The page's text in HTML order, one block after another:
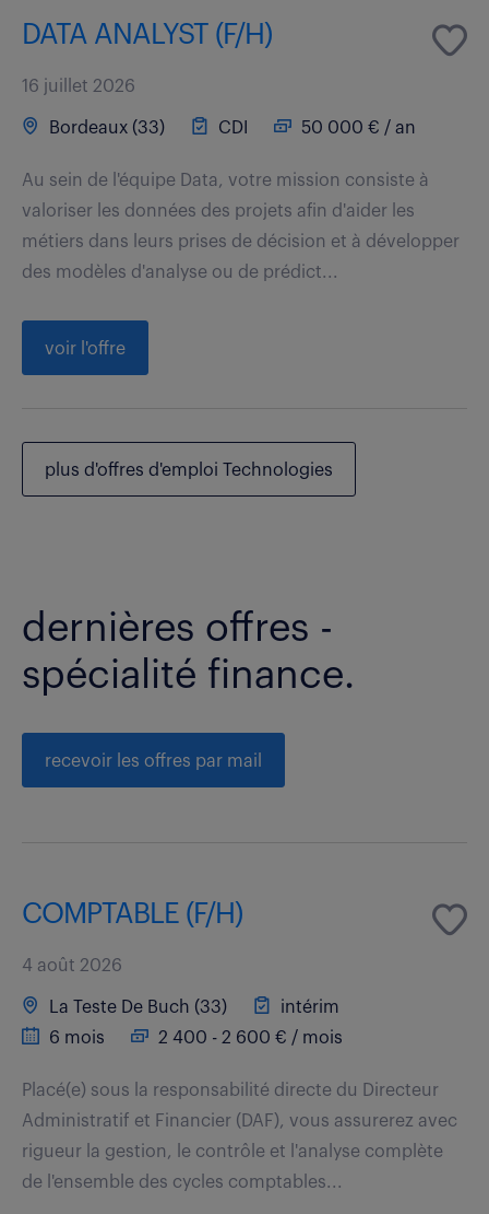
DATA ANALYST (F/H)
16 juillet 2026
Bordeaux (33) CDI 50 000 € / an
Au sein de l'équipe Data, votre mission consiste à
valoriser les données des projets afin d'aider les
métiers dans leurs prises de décision et à développer
des modèles d'analyse ou de prédict...
voir l'offre
plus d'offres d'emploi Technologies
dernières offres -
spécialité finance.
recevoir les offres par mail
COMPTABLE (F/H)
4 août 2026
La Teste De Buch (33)
intérim
6 mois
2 400 - 2 600 € / mois
Placé(e) sous la responsabilité directe du Directeur
Administratif et Financier (DAF), vous assurerez avec
rigueur la gestion, le contrôle et l'analyse complète
de l'ensemble des cycles comptables...